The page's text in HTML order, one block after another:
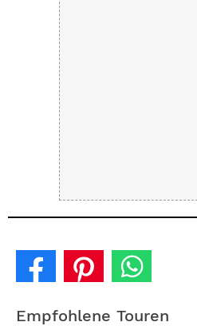
Empfohlene Touren